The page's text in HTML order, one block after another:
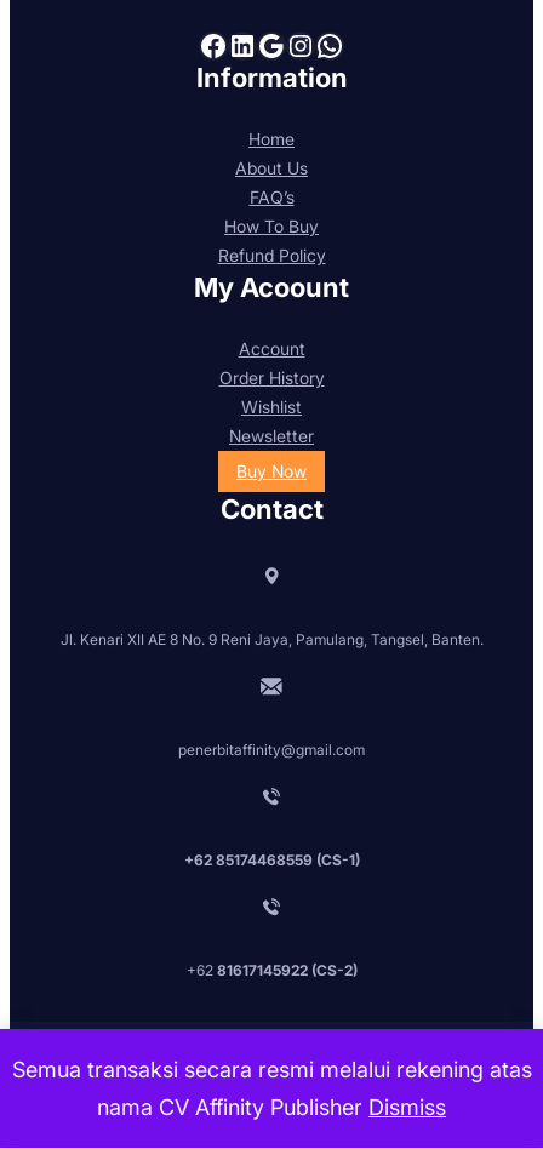
Semua transaksi secara resmi melalui rekening atas
nama CV Affinity Publisher Dismiss
Facebook LinkedIn Google Instagram WhatsApp
Information
Home
About Us
FAQ’s
How To Buy
Refund Policy
My Acoount
Account
Order History
Wishlist
Newsletter
Buy Now
Contact
Jl. Kenari XII AE 8 No. 9 Reni Jaya, Pamulang, Tangsel, Banten.
penerbitaffinity@gmail.com
+62 85174468559 (CS-1)
+62 81617145922 (CS-2)